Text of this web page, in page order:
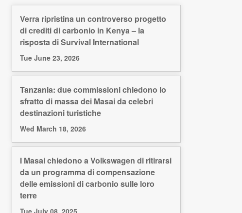
Verra ripristina un controverso progetto
di crediti di carbonio in Kenya – la
risposta di Survival International
Tue June 23, 2026
Tanzania: due commissioni chiedono lo
sfratto di massa dei Masai da celebri
destinazioni turistiche
Wed March 18, 2026
I Masai chiedono a Volkswagen di ritirarsi
da un programma di compensazione
delle emissioni di carbonio sulle loro
terre
Tue July 08, 2025